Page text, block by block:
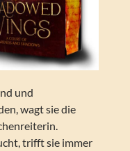
und
wagt sie die
trifft sie immer